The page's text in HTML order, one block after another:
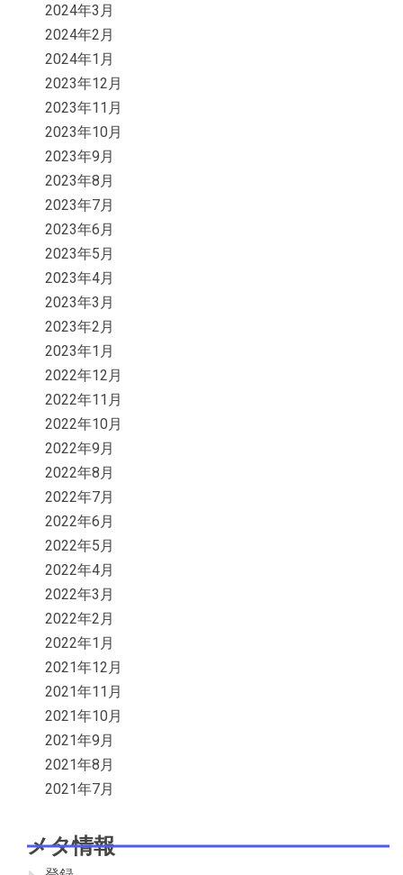
2024年3月
2024年2月
2024年1月
2023年12月
2023年11月
2023年10月
2023年9月
2023年8月
2023年7月
2023年6月
2023年5月
2023年4月
2023年3月
2023年2月
2023年1月
2022年12月
2022年11月
2022年10月
2022年9月
2022年8月
2022年7月
2022年6月
2022年5月
2022年4月
2022年3月
2022年2月
2022年1月
2021年12月
2021年11月
2021年10月
2021年9月
2021年8月
2021年7月
メタ情報